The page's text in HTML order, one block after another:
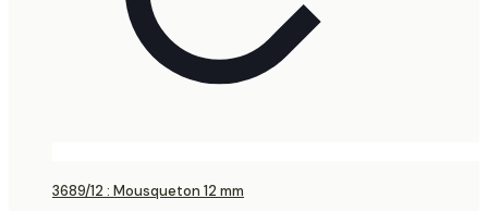
3689/12 : Mousqueton 12 mm